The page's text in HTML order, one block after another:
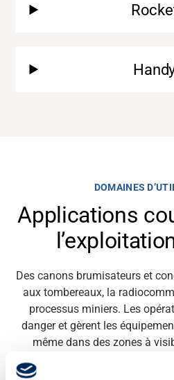
Banque média
DOMAINES
Applications
Des canons brumisateurs et
aux tombereaux, la
processus miniers. Les
danger et gèrent les
même dans des zones à
terrain accidenté. Voici
de